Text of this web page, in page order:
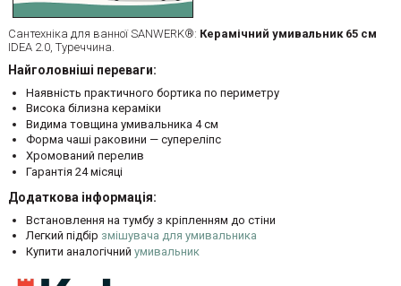
Сантехніка для ванної SANWERK®: Керамічний умивальник 65 см
IDEA 2.0, Туреччина.
Найголовніші переваги:
Наявність практичного бортика по периметру
Висока білизна кераміки
Видима товщина умивальника 4 см
Форма чаші раковини — супереліпс
Хромований перелив
Гарантія 24 місяці
Додаткова інформація:
Встановлення на тумбу з кріпленням до стіни
Легкий підбір змішувача для умивальника
Купити аналогічний умивальник